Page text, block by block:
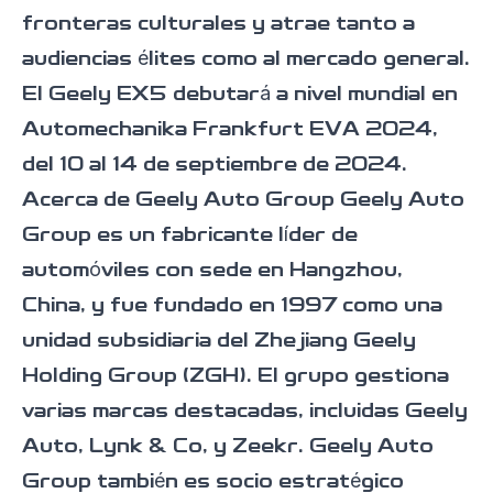
fronteras culturales y atrae tanto a
audiencias élites como al mercado general.
El Geely EX5 debutará a nivel mundial en
Automechanika Frankfurt EVA 2024,
del 10 al 14 de septiembre de 2024.
Acerca de Geely Auto Group Geely Auto
Group es un fabricante líder de
automóviles con sede en Hangzhou,
China, y fue fundado en 1997 como una
unidad subsidiaria del Zhejiang Geely
Holding Group (ZGH). El grupo gestiona
varias marcas destacadas, incluidas Geely
Auto, Lynk & Co, y Zeekr. Geely Auto
Group también es socio estratégico